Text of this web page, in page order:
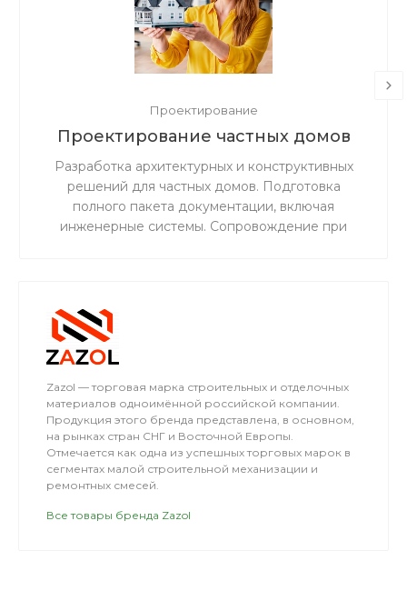
Проектирование
Проектирование частных домов
Разработка архитектурных и конструктивных
решений для частных домов. Подготовка
полного пакета документации, включая
инженерные системы. Сопровождение при
Zazol — торговая марка строительных и отделочных
материалов одноимённой российской компании.
Продукция этого бренда представлена, в основном,
на рынках стран СНГ и Восточной Европы.
Отмечается как одна из успешных торговых марок в
сегментах малой строительной механизации и
ремонтных смесей.
Все товары бренда Zazol